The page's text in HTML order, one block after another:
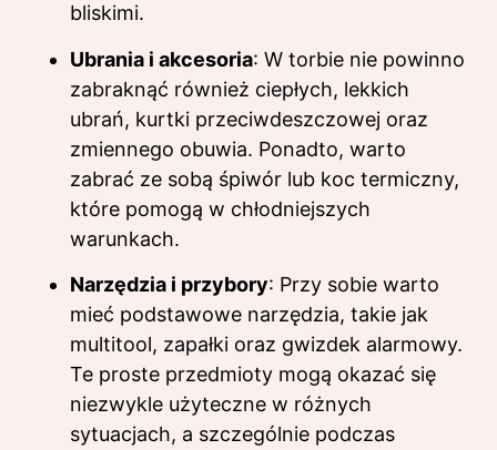
bliskimi.
Ubrania i akcesoria: W torbie nie powinno
zabraknąć również ciepłych, lekkich
ubrań, kurtki przeciwdeszczowej oraz
zmiennego obuwia. Ponadto, warto
zabrać ze sobą śpiwór lub koc termiczny,
które pomogą w chłodniejszych
warunkach.
Narzędzia i przybory: Przy sobie warto
mieć podstawowe narzędzia, takie jak
multitool, zapałki oraz gwizdek alarmowy.
Te proste przedmioty mogą okazać się
niezwykle użyteczne w różnych
sytuacjach, a szczególnie podczas